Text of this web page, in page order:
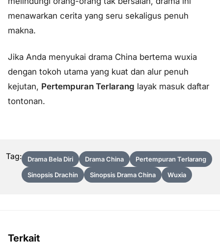
menawarkan cerita yang seru sekaligus penuh
makna.
Jika Anda menyukai drama China bertema wuxia
dengan tokoh utama yang kuat dan alur penuh
kejutan, Pertempuran Terlarang layak masuk daftar
tontonan.
Tag: Drama Bela Diri Drama China
Pertempuran Terlarang
Sinopsis Drachin
Sinopsis Drama China Wuxia
Terkait